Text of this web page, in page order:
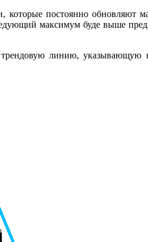
постоянно обновляют
максимум буде выше
линию, указывающую